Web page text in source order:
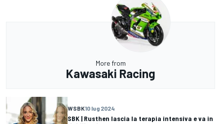
More from
Kawasaki Racing
WSBK10 lug 2024
SBK | Rusthen lascia la terapia intensiva e va in